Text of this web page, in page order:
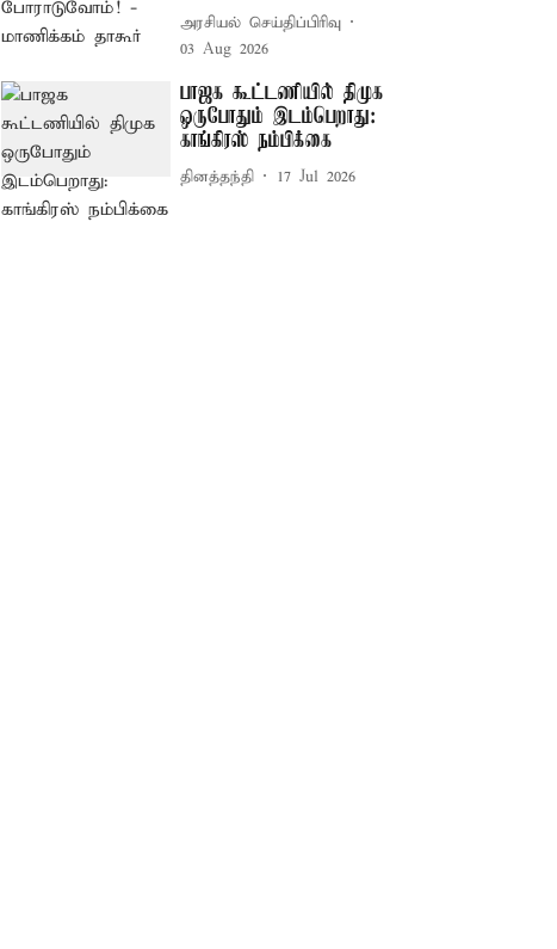
அரசியல் செய்திப்பிரிவு
03 Aug 2026
பாஜக கூட்டணியில் திமுக
ஒருபோதும் இடம்பெறாது:
காங்கிரஸ் நம்பிக்கை
தினத்தந்தி 17 Jul 2026